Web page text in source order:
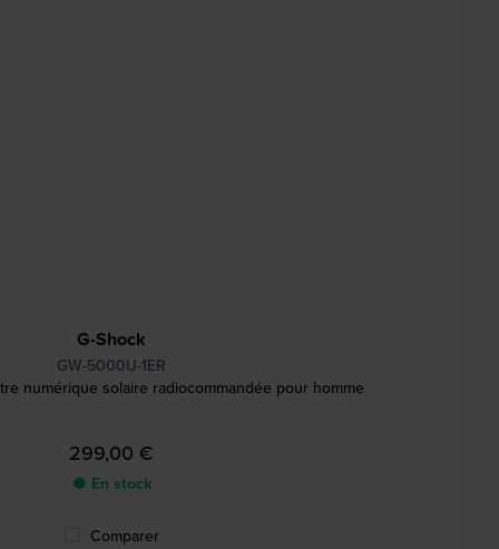
G-Shock
GW-5000U-1ER
numérique solaire radiocommandée pour homme
299,00 €
● En stock
Comparer